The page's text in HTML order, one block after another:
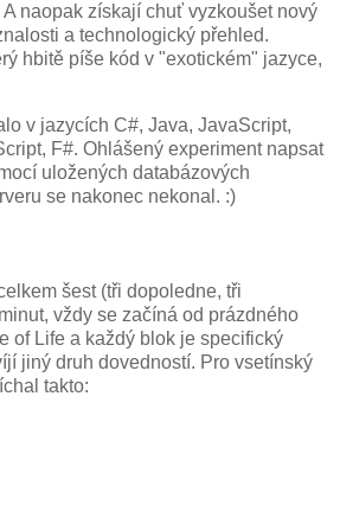
naopak získají chuť vyzkoušet nový
a technologický přehled.
hbitě píše kód v "exotickém" jazyce,
v jazycích C#, Java, JavaScript,
F#. Ohlášený experiment napsat
uložených databázových
se nakonec nekonal. :)
šest (tři dopoledne, tři
vždy se začíná od prázdného
of Life a každý blok je specifický
jiný druh dovedností. Pro vsetínský
takto: